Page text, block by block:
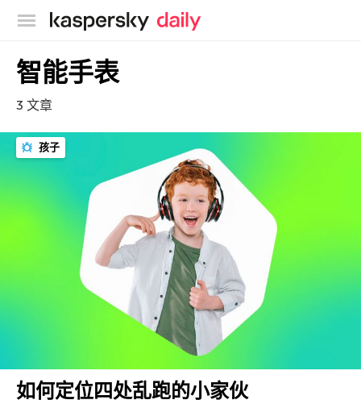
卡巴斯基官方博客
智能手表
3 文章
孩子
如何定位四处乱跑的小家伙